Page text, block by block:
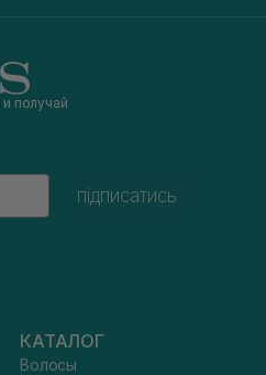
и получай
підписатись
КАТАЛОГ
Волосы